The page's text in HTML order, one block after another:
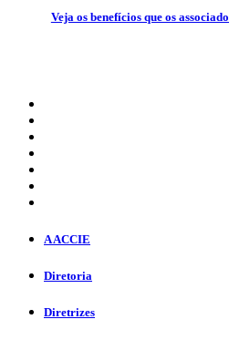
Veja os benefícios que os
A ACCIE
Diretoria
Diretrizes